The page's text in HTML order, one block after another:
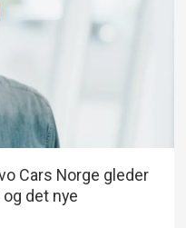
Cars Norge gleder
det nye